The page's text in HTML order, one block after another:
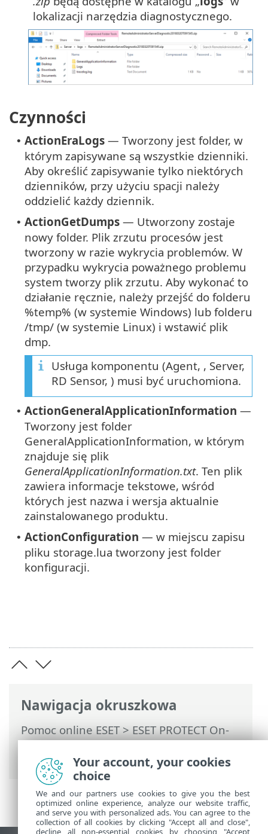
Nawigacja okruszkowa
Pomoc online ESET>ESET PROTECT On-
Prem>Rozwiązywanie problemów>
Narzędzie diagnostyczne
lokalizacji narzędzia diagnostycznego.
Czynności
• ActionEraLogs — Tworzony jest folder, w
którym zapisywane są wszystkie dzienniki.
Aby określić zapisywanie tylko niektórych
dzienników, przy użyciu spacji należy
oddzielić każdy dziennik.
• ActionGetDumps — Utworzony zostaje
nowy folder. Plik zrzutu procesów jest
tworzony w razie wykrycia problemów. W
przypadku wykrycia poważnego problemu
system tworzy plik zrzutu. Aby wykonać to
działanie ręcznie, należy przejść do folderu
%temp% (w systemie Windows) lub folderu
/tmp/ (w systemie Linux) i wstawić plik
dmp.
Usługa komponentu (Agent, , Server,
RD Sensor, ) musi być uruchomiona.
• ActionGeneralApplicationInformation —
Tworzony jest folder
GeneralApplicationInformation, w którym
znajduje się plik
GeneralApplicationInformation.txt. Ten plik
zawiera informacje tekstowe, wśród
których jest nazwa i wersja aktualnie
zainstalowanego produktu.
• ActionConfiguration — w miejscu zapisu
pliku storage.lua tworzony jest folder
konfiguracji.
Your account, your cookies
choice
We and our partners use cookies to give you the best
optimized online experience, analyze our website traffic,
and serve you with personalized ads. You can agree to the
collection of all cookies by clicking "Accept all and close",
decline all non-essential cookies by choosing "Accept